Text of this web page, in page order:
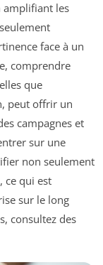
amplifiant les
face à un
comprendre
que
peut offrir un
campagnes et
sur une
non seulement
ce qui est
sur le long
consultez des